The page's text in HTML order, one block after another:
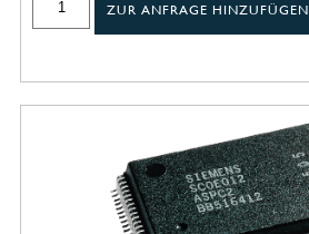
ZUR ANFRAGE HINZUFÜGEN